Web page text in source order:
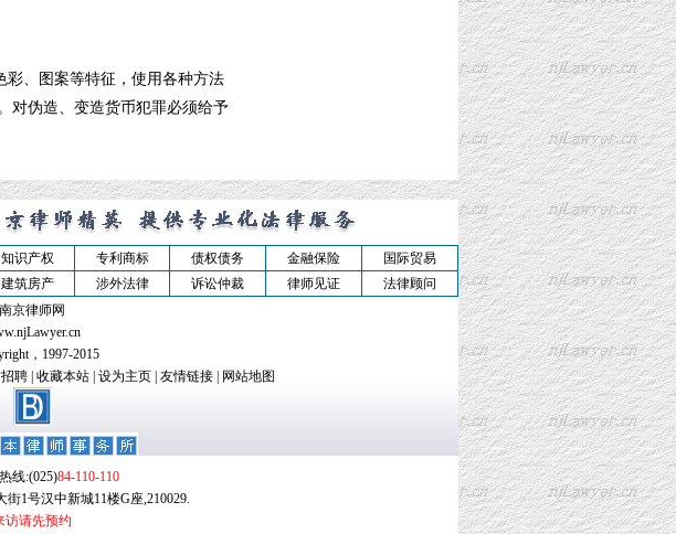
、图案等特征，使用各种方法
对伪造、变造货币犯罪必须给予
知识产权 专利商标 债权债务 金融保险
国际贸易
建筑房产 涉外法律 诉讼仲裁 律师见证
法律顾问
南京律师网
，1997-2015
聘 收藏本站 设为主页 友情链接 网站地图
线:(025)84-110-110
1号汉中新城11楼G座,210029.
访请先预约